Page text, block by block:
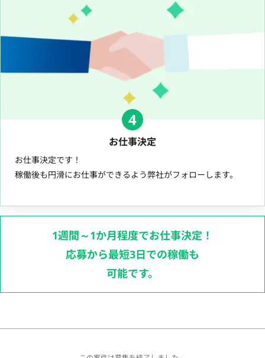
4
お仕事決定
お仕事決定です！
稼働後も円滑にお仕事ができるよう弊社がフォローします。
1週間～1か月程度でお仕事決定！
応募から最短3日での稼働も
可能です。